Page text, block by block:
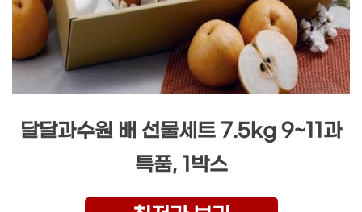
달달과수원 배 선물세트 7.5kg 9~11과
특품, 1박스